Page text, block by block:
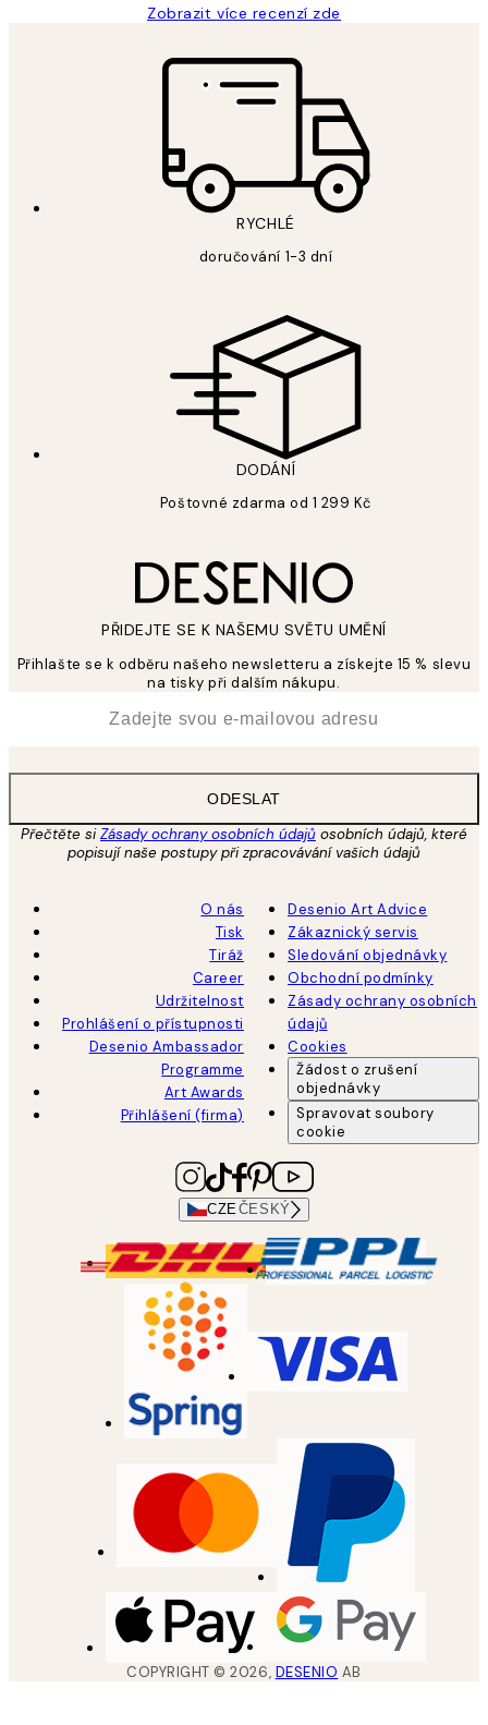
Zobrazit více recenzí zde
RYCHLÉ
doručování 1-3 dní
DODÁNÍ
Poštovné zdarma od 1 299 Kč
PŘIDEJTE SE K NAŠEMU SVĚTU UMĚNÍ
Přihlašte se k odběru našeho newsletteru a získejte 15 % slevu
na tisky při dalším nákupu.
ODESLAT
Přečtěte siZásady ochrany osobních údajů osobních údajů, které
popisují naše postupy při zpracovávání vašich údajů
O nás
Tisk
Tiráž
Career
Udržitelnost
Prohlášení o přístupnosti
Desenio Ambassador
Programme
Art Awards
Přihlášení (firma)
Desenio Art Advice
Zákaznický servis
Sledování objednávky
Obchodní podmínky
Zásady ochrany osobních
údajů
Cookies
Žádost o zrušení
objednávky
Spravovat soubory
cookie
CZEČESKÝ
COPYRIGHT ©2026, DESENIO AB